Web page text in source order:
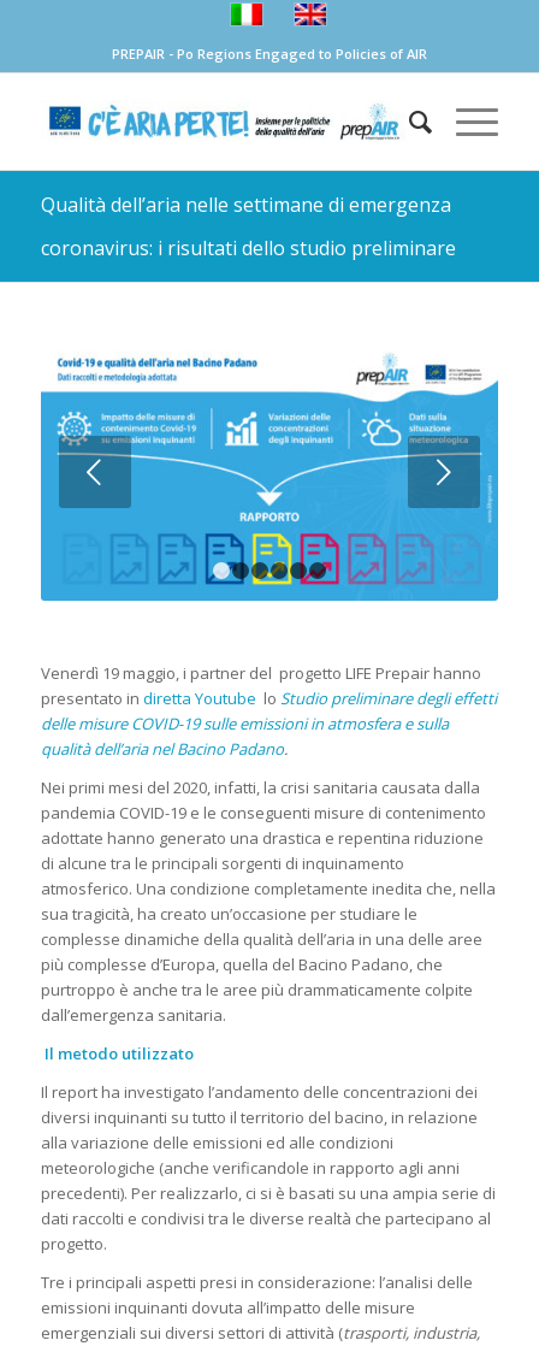
PREPAIR - Po Regions Engaged to Policies of AIR
Qualità dell’aria nelle settimane di emergenza
coronavirus: i risultati dello studio preliminare
Succ
1 2 3 4 5 6
Venerdì 19 maggio, i partner del progetto LIFE Prepair hanno
presentato in diretta Youtube lo Studio preliminare degli effetti
delle misure COVID-19 sulle emissioni in atmosfera e sulla
qualità dell’aria nel Bacino Padano.
Nei primi mesi del 2020, infatti, la crisi sanitaria causata dalla
pandemia COVID-19 e le conseguenti misure di contenimento
adottate hanno generato una drastica e repentina riduzione
di alcune tra le principali sorgenti di inquinamento
atmosferico. Una condizione completamente inedita che, nella
sua tragicità, ha creato un’occasione per studiare le
complesse dinamiche della qualità dell’aria in una delle aree
più complesse d’Europa, quella del Bacino Padano, che
purtroppo è anche tra le aree più drammaticamente colpite
dall’emergenza sanitaria.
Il metodo utilizzato
Il report ha investigato l’andamento delle concentrazioni dei
diversi inquinanti su tutto il territorio del bacino, in relazione
alla variazione delle emissioni ed alle condizioni
meteorologiche (anche verificandole in rapporto agli anni
precedenti). Per realizzarlo, ci si è basati su una ampia serie di
dati raccolti e condivisi tra le diverse realtà che partecipano al
progetto.
Tre i principali aspetti presi in considerazione: l’analisi delle
emissioni inquinanti dovuta all’impatto delle misure
emergenziali sui diversi settori di attività (trasporti, industria,